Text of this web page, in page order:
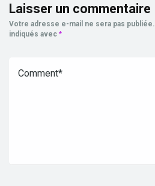
Laisser un commentaire
Votre adresse e-mail ne sera pas publiée.
indiqués avec *